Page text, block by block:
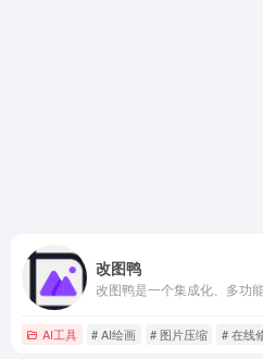
改图鸭
改图鸭是一个集成化、多功
AI工具 # AI绘画 # 图片压缩 # 在线